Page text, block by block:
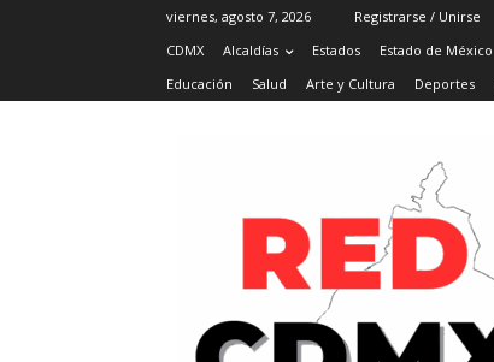
viernes, agosto 7, 2026
Registrarse / Unirse
CDMX
Alcaldías Estados Estado de México
Educación
Salud Arte y Cultura Deportes